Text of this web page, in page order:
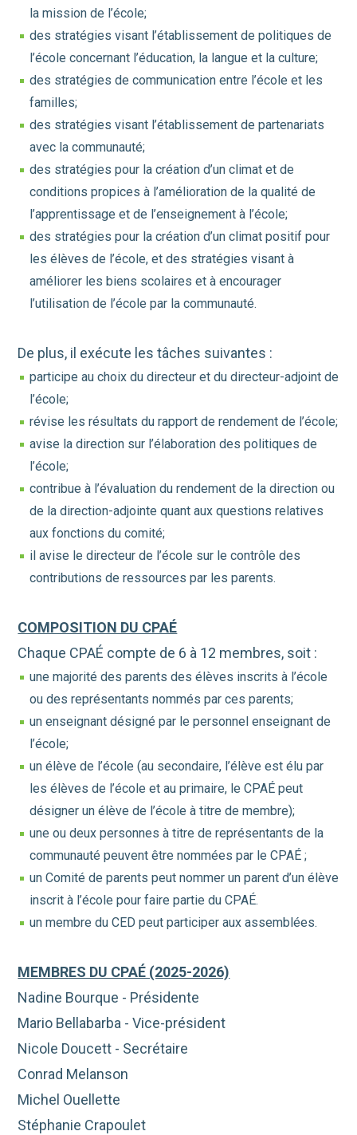
la mission de l’école;
des stratégies visant l’établissement de politiques de
l’école concernant l’éducation, la langue et la culture;
des stratégies de communication entre l’école et les
familles;
des stratégies visant l’établissement de partenariats
avec la communauté;
des stratégies pour la création d’un climat et de
conditions propices à l’amélioration de la qualité de
l’apprentissage et de l’enseignement à l’école;
des stratégies pour la création d’un climat positif pour
les élèves de l’école, et des stratégies visant à
améliorer les biens scolaires et à encourager
l’utilisation de l’école par la communauté.
De plus, il exécute les tâches suivantes :
participe au choix du directeur et du directeur-adjoint de
l’école;
révise les résultats du rapport de rendement de l’école;
avise la direction sur l’élaboration des politiques de
l’école;
contribue à l’évaluation du rendement de la direction ou
de la direction-adjointe quant aux questions relatives
aux fonctions du comité;
il avise le directeur de l’école sur le contrôle des
contributions de ressources par les parents.
COMPOSITION DU CPAÉ
Chaque CPAÉ compte de 6 à 12 membres, soit :
une majorité des parents des élèves inscrits à l’école
ou des représentants nommés par ces parents;
un enseignant désigné par le personnel enseignant de
l’école;
un élève de l’école (au secondaire, l’élève est élu par
les élèves de l’école et au primaire, le CPAÉ peut
désigner un élève de l’école à titre de membre);
une ou deux personnes à titre de représentants de la
communauté peuvent être nommées par le CPAÉ ;
un Comité de parents peut nommer un parent d’un élève
inscrit à l’école pour faire partie du CPAÉ.
un membre du CED peut participer aux assemblées.
MEMBRES DU CPAÉ (2025-2026)
Nadine Bourque - Présidente
Mario Bellabarba - Vice-président
Nicole Doucett - Secrétaire
Conrad Melanson
Michel Ouellette
Stéphanie Crapoulet